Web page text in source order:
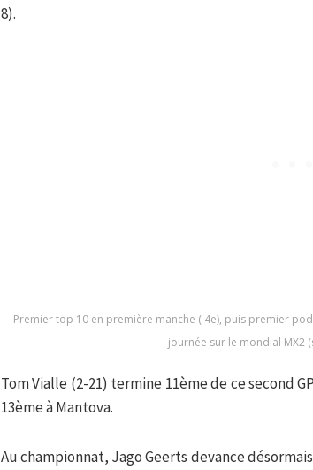
8).
Premier top 10 en première manche ( 4e), puis premier
journée sur le mondial MX2
Tom Vialle (2-21) termine 11ème de ce second
13ème à Mantova.
Au championnat, Jago Geerts devance